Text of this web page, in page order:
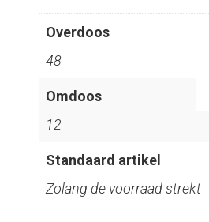
Overdoos
48
Omdoos
12
Standaard artikel
Zolang de voorraad strekt